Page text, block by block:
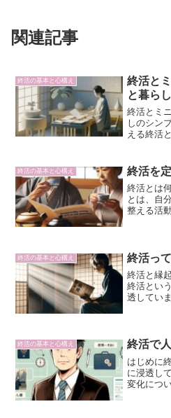
関連記事
終活の基本と心構え
終活と
と暮ら
終活とミ
しのシン
える終活
す。どち
めるため
終活の基本と心構え 終活を
終活とは
とは、自
整える活
齢化社会
終活の基本と心構え 終活っ
終活と縁
終活とい
透してい
の本来の
終活の基本と心構え 終活で
はじめに
に浸透し
変化につ